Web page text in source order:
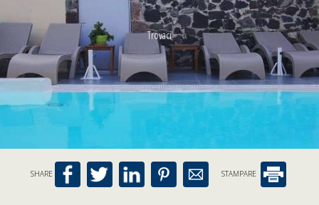
Trovaci
SHARE STAMPARE